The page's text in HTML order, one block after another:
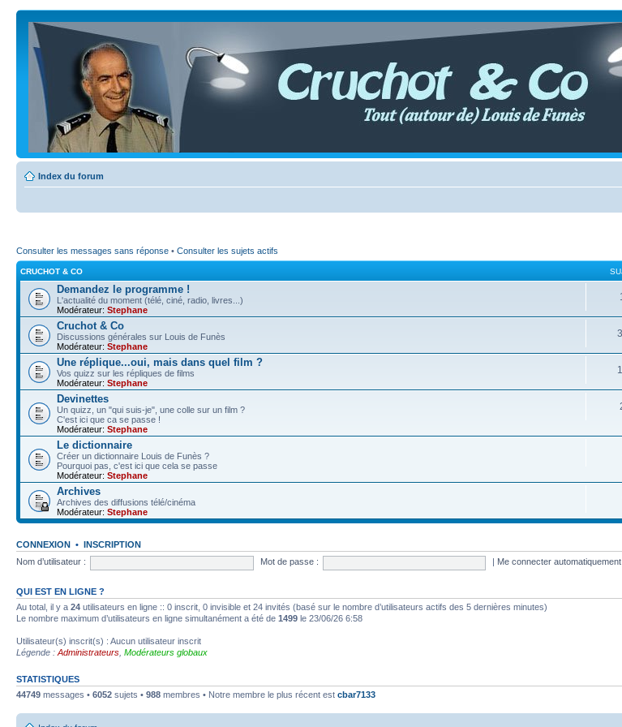
Index du forum
Consulter les messages sans réponse • Consulter les sujets actifs
CRUCHOT & CO
Demandez le programme !
L'actualité du moment (télé, ciné, radio, livres...)
Modérateur: Stephane
Cruchot & Co
Discussions générales sur Louis de Funès
Modérateur: Stephane
Une réplique...oui, mais dans quel film ?
Vos quizz sur les répliques de films
Modérateur: Stephane
Devinettes
Un quizz, un "qui suis-je", une colle sur un film ?
C'est ici que ca se passe !
Modérateur: Stephane
Le dictionnaire
Créer un dictionnaire Louis de Funès ?
Pourquoi pas, c'est ici que cela se passe
Modérateur: Stephane
Archives
Archives des diffusions télé/cinéma
Modérateur: Stephane
CONNEXION • INSCRIPTION
Nom d’utilisateur :
Mot de passe : Me connecter
QUI EST EN LIGNE ?
Au total, il y a 24 utilisateurs en ligne :: 0 inscrit, 0 invisible et 24 invités (basé sur le nombre d’utilisateurs actifs des 5 dernières minutes)
Le nombre maximum d’utilisateurs en ligne simultanément a été de 1499 le 23/06/26 6:58
Utilisateur(s) inscrit(s) : Aucun utilisateur inscrit
Légende : Administrateurs Modérateurs globaux
STATISTIQUES
44749 messages • 6052 sujets • 988 membres • Notre membre le plus récent est cbar7133